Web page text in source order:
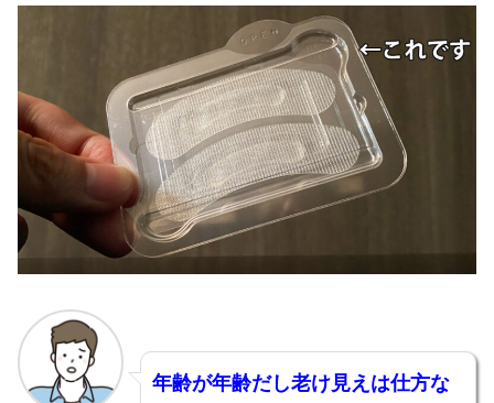
年齢が年齢だし老け見えは仕方な